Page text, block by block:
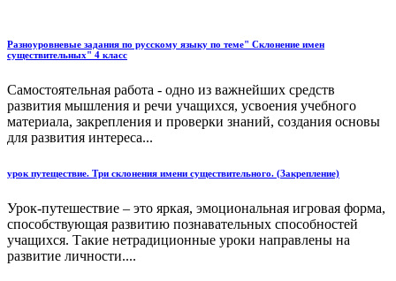
Разноуровневые задания по русскому языку по теме" Склонение имен
существительных" 4 класс
Самостоятельная работа - одно из важнейших средств
развития мышления и речи учащихся, усвоения учебного
материала, закрепления и проверки знаний, создания основы
для развития интереса...
урок путеществие. Три склонения имени существительного. (Закрепление)
Урок-путешествие – это яркая, эмоциональная игровая форма,
способствующая развитию познавательных способностей
учащихся. Такие нетрадиционные уроки направлены на
развитие личности....